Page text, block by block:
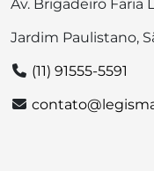
Av. Brigadeiro Faria
Jardim Paulistano,
(11) 91555-5591